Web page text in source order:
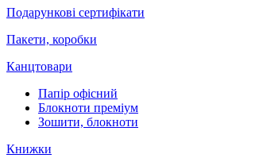
Подарункові сертифікати
Пакети, коробки
Канцтовари
Папір офісний
Блокноти преміум
Зошити, блокноти
Книжки